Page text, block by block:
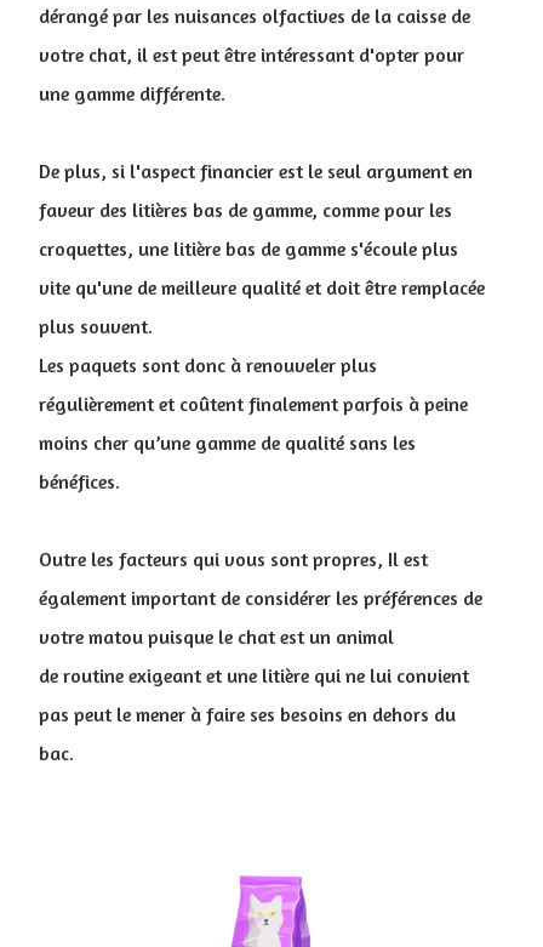
dérangé par les nuisances olfactives de la caisse de
votre chat, il est peut être intéressant d'opter pour
une gamme différente.
De plus, si l'aspect financier est le seul argument en
faveur des litières bas de gamme, comme pour les
croquettes, une litière bas de gamme s'écoule plus
vite qu'une de meilleure qualité et doit être remplacée
plus souvent.
Les paquets sont donc à renouveler plus
régulièrement et coûtent finalement parfois à peine
moins cher qu’une gamme de qualité sans les
bénéfices.
Outre les facteurs qui vous sont propres, Il est
également important de considérer les préférences de
votre matou puisque le chat est un animal
de routine exigeant et une litière qui ne lui convient
pas peut le mener à faire ses besoins en dehors du
bac.